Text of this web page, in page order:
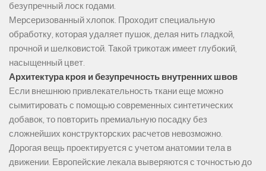
безупречный лоск годами.
Мерсеризованный хлопок. Проходит специальную
обработку, которая удаляет пушок, делая нить гладкой,
прочной и шелковистой. Такой трикотаж имеет глубокий,
насыщенный цвет.
Архитектура кроя и безупречность внутренних швов
Если внешнюю привлекательность ткани еще можно
сымитировать с помощью современных синтетических
добавок, то повторить премиальную посадку без
сложнейших конструкторских расчетов невозможно.
Дорогая вещь проектируется с учетом анатомии тела в
движении. Европейские лекала выверяются с точностью до